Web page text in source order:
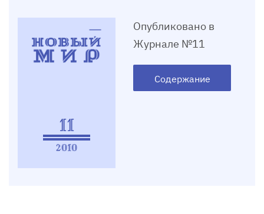
11
2010
Опубликовано в
Журнале №11
Содержание